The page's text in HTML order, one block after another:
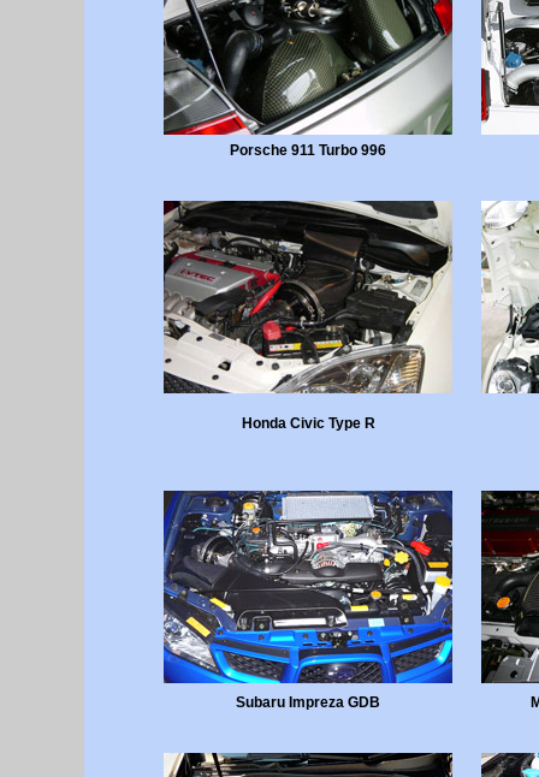
Porsche 911 Turbo 996
Honda Civic Type R
Subaru Impreza GDB